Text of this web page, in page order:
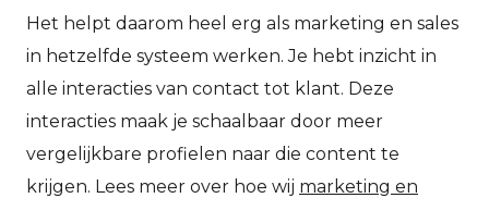
Het helpt daarom heel erg als marketing en sales
in hetzelfde systeem werken. Je hebt inzicht in
alle interacties van contact tot klant. Deze
interacties maak je schaalbaar door meer
vergelijkbare profielen naar die content te
krijgen. Lees meer over hoe wij marketing en